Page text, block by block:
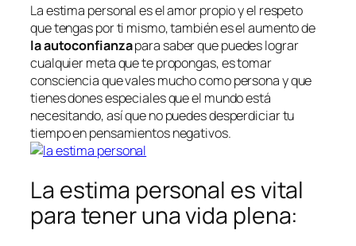
La estima personal es el amor propio y el respeto
que tengas por ti mismo, también es el aumento de
la autoconfianzapara saber que puedes lograr
cualquier meta que te propongas, es tomar
consciencia que vales mucho como persona y que
tienes dones especiales que el mundo está
necesitando, así que no puedes desperdiciar tu
tiempo en pensamientos negativos.
La estima personal es vital
para tener una vida plena: